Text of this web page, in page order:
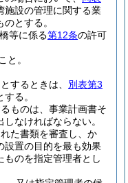
施設の管理に関する業
とする。
等に係る第12条の許可
と。
するときは、 別表第3
る。
ものは、事業計画書そ
なければならない。
た書類を審査し、か
設置の目的を最も効果
ものを指定管理者とし